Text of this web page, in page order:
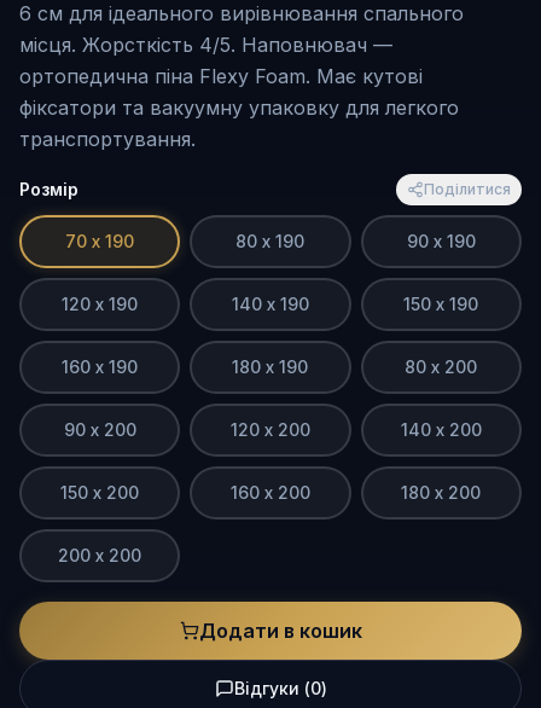
6 см для ідеального вирівнювання спального
місця. Жорсткість 4/5. Наповнювач —
ортопедична піна Flexy Foam. Має кутові
фіксатори та вакуумну упаковку для легкого
транспортування.
Розмір Поділитися
70 х 190 80 х 190 90 х 190
120 х 190 140 х 190 150 х 190
160 х 190 180 х 190 80 х 200
90 х 200 120 х 200 140 х 200
150 х 200 160 х 200 180 х 200
200 х 200
Додати в кошик
Відгуки (0)